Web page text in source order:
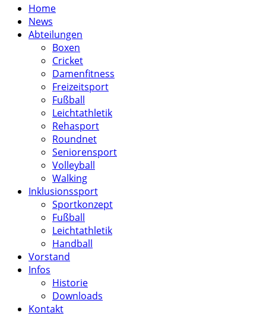
Close
Menu
Home
News
Abteilungen
Boxen
Cricket
Damenfitness
Freizeitsport
Fußball
Leichtathletik
Rehasport
Roundnet
Seniorensport
Volleyball
Walking
Inklusionssport
Sportkonzept
Fußball
Leichtathletik
Handball
Vorstand
Infos
Historie
Downloads
Kontakt